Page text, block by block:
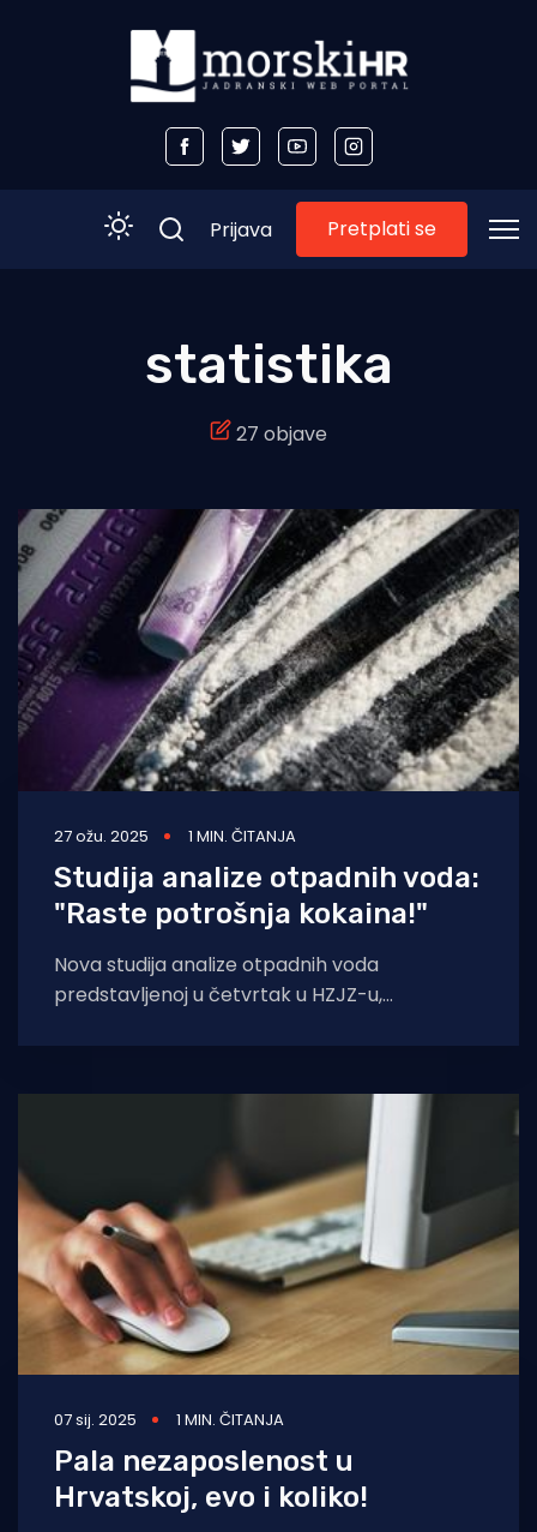
Morski plus
Otoci
Turizam i nautika
Pomorstvo
Ribolov
Ekologija
Tradicija i kultura
Prijava Pretplati se
statistika
27 objave
27 ožu. 2025 1 MIN. ČITANJA
Studija analize otpadnih voda:
"Raste potrošnja kokaina!"
Nova studija analize otpadnih voda
predstavljenoj u četvrtak u HZJZ-u,
zemalja, među
07 sij. 2025 1 MIN. ČITANJA
Pala nezaposlenost u
Hrvatskoj, evo i koliko!